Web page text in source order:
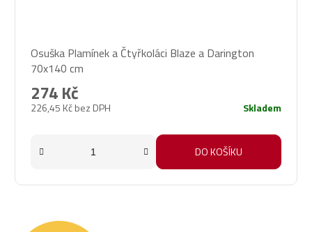
Osuška Plamínek a Čtyřkoláci Blaze a Darington
70x140 cm
226,45 Kč bez DPH
274 Kč
Skladem
DO KOŠÍKU